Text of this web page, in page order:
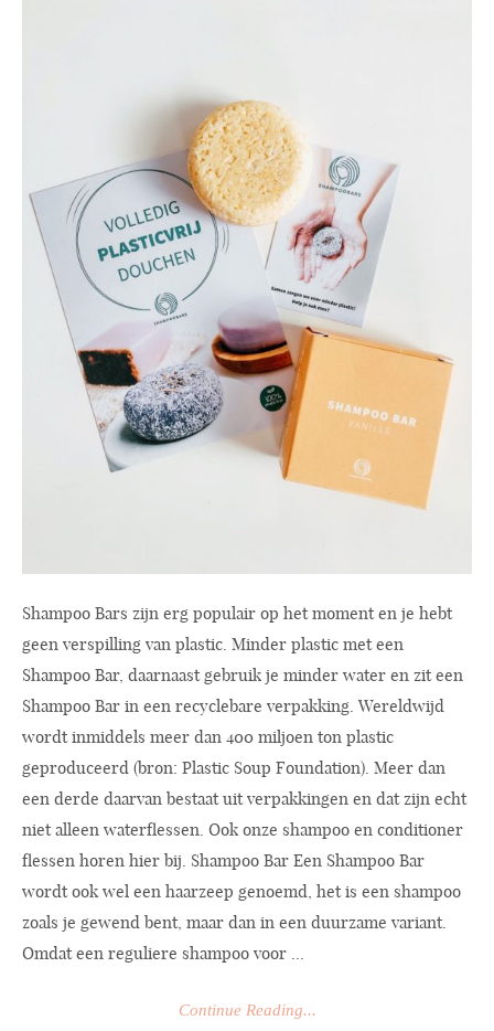
Shampoo Bars zijn erg populair op het moment en je hebt
geen verspilling van plastic. Minder plastic met een
Shampoo Bar, daarnaast gebruik je minder water en zit een
Shampoo Bar in een recyclebare verpakking. Wereldwijd
wordt inmiddels meer dan 400 miljoen ton plastic
geproduceerd (bron: Plastic Soup Foundation). Meer dan
een derde daarvan bestaat uit verpakkingen en dat zijn echt
niet alleen waterflessen. Ook onze shampoo en conditioner
flessen horen hier bij. Shampoo Bar Een Shampoo Bar
wordt ook wel een haarzeep genoemd, het is een shampoo
zoals je gewend bent, maar dan in een duurzame variant.
Omdat een reguliere shampoo voor ...
Continue Reading...